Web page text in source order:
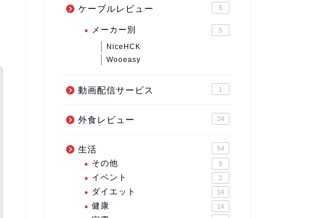
ケーブルレビュー 5
メーカー別 5
NiceHCK
Wooeasy
動画配信サービス 1
外食レビュー 24
生活 54
その他 5
イベント 2
ダイエット 14
健康 14